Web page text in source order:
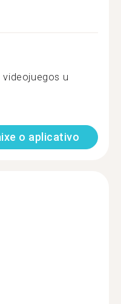
videojuegos u
o aplicativo